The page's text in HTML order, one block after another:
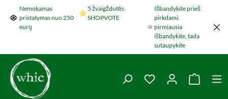
Šokti į pagrindinį turinį
Nemokamas
pristatymas nuo 250
eurų
5 žvaigždutės
SHOPVOTE
Išbandykite prieš
pirkdami:
pirmiausia
išbandykite, tada
sutaupykite
You have 0 wishlist